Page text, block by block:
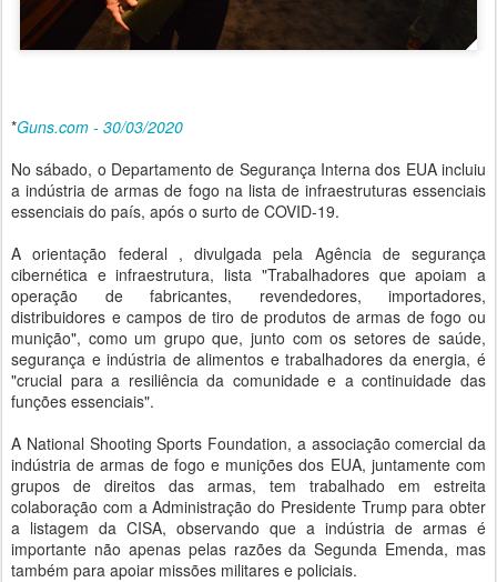
*Guns.com - 30/03/2020
No sábado, o Departamento de Segurança Interna dos EUA incluiu
a indústria de armas de fogo na lista de infraestruturas essenciais
essenciais do país, após o surto de COVID-19.
A orientação federal , divulgada pela Agência de segurança
cibernética e infraestrutura, lista "Trabalhadores que apoiam a
operação de fabricantes, revendedores, importadores,
distribuidores e campos de tiro de produtos de armas de fogo ou
munição", como um grupo que, junto com os setores de saúde,
segurança e indústria de alimentos e trabalhadores da energia, é
"crucial para a resiliência da comunidade e a continuidade das
funções essenciais".
A National Shooting Sports Foundation, a associação comercial da
indústria de armas de fogo e munições dos EUA, juntamente com
grupos de direitos das armas, tem trabalhado em estreita
colaboração com a Administração do Presidente Trump para obter
a listagem da CISA, observando que a indústria de armas é
importante não apenas pelas razões da Segunda Emenda, mas
também para apoiar missões militares e policiais.